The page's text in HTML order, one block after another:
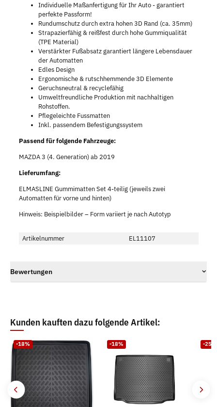
Individuelle Maßanfertigung für Ihr Auto - garantiert
perfekte Passform!
Rundumschutz durch extra hohen 3D Rand (ca. 35mm)
Strapazierfähig & reißfest durch hohe Gummiqualität
(TPE Material)
Verstärkter Fußabsatz garantiert längere Lebensdauer
der Automatten
Edles Design
Ergonomische & rutschhemmende 3D Elemente
Geruchsneutral & recyclefähig
Umweltfreundliche Produktion mit nachhaltigen
Rohstoffen.
Pflegeleichte Fussmatten
Inkl. passendem Befestigungssystem
Passend für folgende Fahrzeuge:
MAZDA 3 (4. Generation) ab 2019
Lieferumfang:
ELMASLINE Gummimatten Set 4-teilig (jeweils zwei
Automatten für vorne und hinten)
Hinweis: Beispielbilder – Form variiert je nach Autotyp
Artikelnummer EL11107
Bewertungen
Kunden kauften dazu folgende Artikel:
-18% -18% -25%